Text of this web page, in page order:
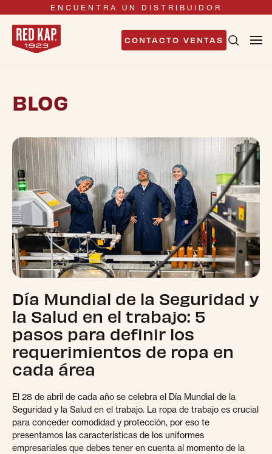
ENCUENTRA UN DISTRIBUIDOR
CONTACTO VENTAS
BLOG
Día Mundial de la Seguridad y
la Salud en el trabajo: 5
pasos para definir los
requerimientos de ropa en
cada área
El 28 de abril de cada año se celebra el Día Mundial de la
Seguridad y la Salud en el trabajo. La ropa de trabajo es crucial
para conceder comodidad y protección, por eso te
presentamos las características de los uniformes
empresariales que debes tener en cuenta al momento de la